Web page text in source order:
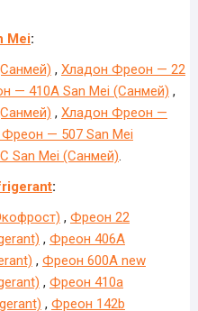
Mei:
, Хладон Фреон — 22
— 410A San Mei (Санмей) ,
, Хладон Фреон —
— 507 San Mei
San Mei (Санмей).
:
, Фреон 22
, Фреон 406A
, Фреон 600A new
, Фреон 410а
, Фреон 142b